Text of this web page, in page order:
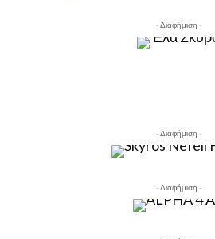
- Διαφήμιση -
- Διαφήμιση -
- Διαφήμιση -